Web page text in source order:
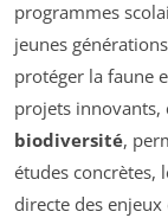
programmes
jeunes
protéger la faune
projets innovants,
biodiversité,
études concrètes,
directe des